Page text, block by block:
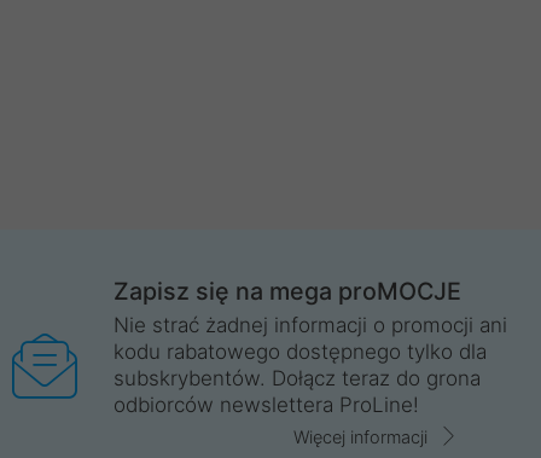
Zapisz się na mega proMOCJE
Nie strać żadnej informacji o promocji ani
kodu rabatowego dostępnego tylko dla
subskrybentów. Dołącz teraz do grona
odbiorców newslettera ProLine!
Więcej informacji